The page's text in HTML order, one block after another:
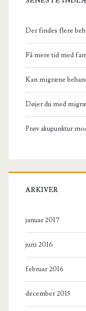
Der findes flere
Få mere tid med
Kan migræne
Døjer du med
Prøv akupunktur
ARKIVER
januar 2017
juni 2016
februar 2016
december 2015